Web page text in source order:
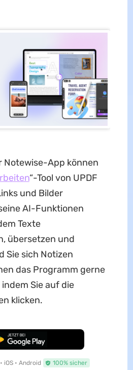
Notewise-App können
“-Tool von UPDF
und Bilder
AI-Funktionen
Texte
übersetzen und
Sie sich Notizen
das Programm gerne
Sie auf die
klicken.
Download
iOS • Android 100% sicher